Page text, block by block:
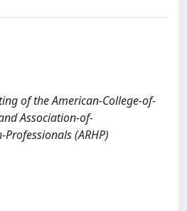
of the American-College-of-
Association-of-
(ARHP)